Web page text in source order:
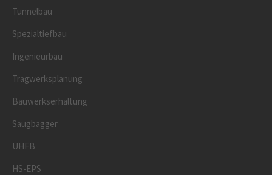
Tunnelbau
Spezialtiefbau
Ingenieurbau
Tragwerksplanung
Bauwerkserhaltung
Saugbagger
UHFB
HS-EPS